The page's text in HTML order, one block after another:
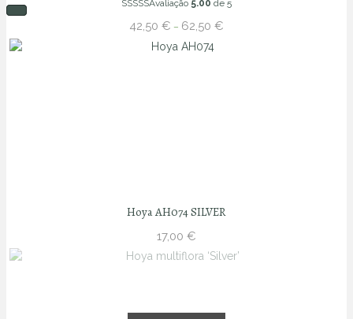
Avaliação 5.00 de 5
42,50 € – 62,50 €
Hoya AH074 SILVER
17,00 €